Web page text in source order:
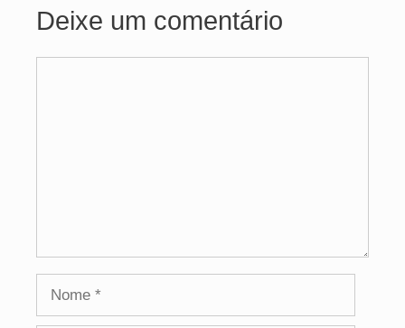
Deixe um comentário
Nome